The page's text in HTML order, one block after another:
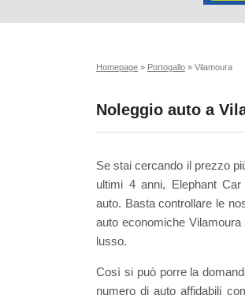
Homepage » Portogallo » Vilamoura
Noleggio auto a
Se stai cercando il prezzo
ultimi 4 anni, Elephant
auto. Basta controllare le
auto economiche
lusso.
Così si può porre la
numero di auto affidabili